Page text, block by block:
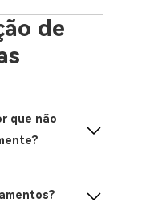
de
que não